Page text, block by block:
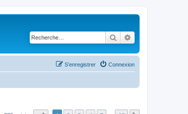
Rechercher
Connexion
S’enregistrer